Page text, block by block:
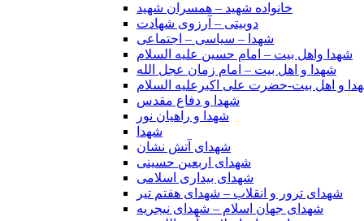
خانواده شهید – همسران شهید
دوبیتی – آرزوی شهادت
شهدا – سیاسی – اجتماعی
شهدا واهل بیت – امام حسین علیه السلام
شهدا و اهل بیت – امام زمان عجل الله
و اهل بیت-حضرت علی اکبرعلیه السلام
شهدا و دفاع مقدس
شهدا و راهیان نور
شهدا
شهدای آتش نشان
شهدای اربعین حسینی
شهدای بیداری اسلامی
شهدای ترور و انقلاب – شهدای هفتم تیر
شهدای جهان اسلام – شهدای نیجریه